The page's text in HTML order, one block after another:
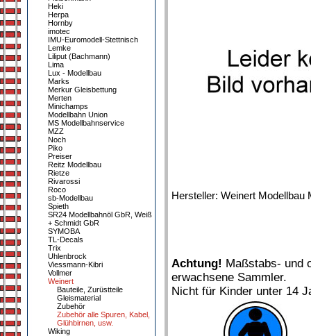
Heki
Herpa
Hornby
imotec
IMU-Euromodell-Stettnisch
Lemke
Liliput (Bachmann)
Lima
Lux - Modellbau
Marks
Merkur Gleisbettung
Merten
Minichamps
Modellbahn Union
MS Modellbahnservice
MZZ
Noch
Piko
Preiser
Reitz Modellbau
Rietze
Rivarossi
Roco
sb-Modellbau
Spieth
SR24 Modellbahnöl GbR, Weiß
+ Schmidt GbR
SYMOBA
TL-Decals
Trix
Uhlenbrock
Viessmann-Kibri
Vollmer
Weinert
Bauteile, Zurüstteile
Gleismaterial
Zubehör
Zubehör alle Spuren, Kabel,
Glühbirnen, usw.
Wiking
Hersteller: Weinert Modellbau
Achtung! Maßstabs- und
erwachsene Sammler.
Nicht für Kinder unter 14